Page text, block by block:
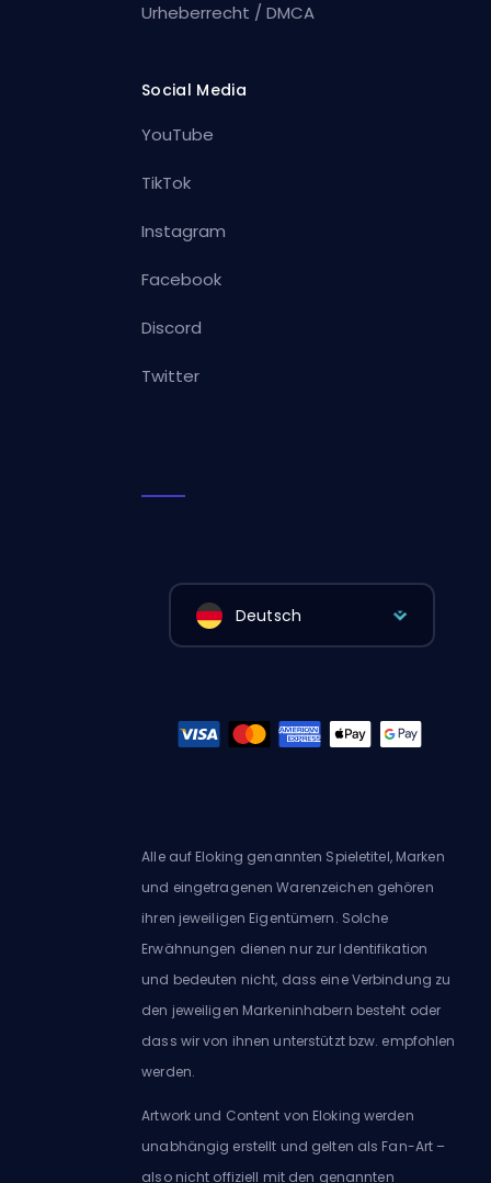
Urheberrecht / DMCA
Social Media
YouTube
TikTok
Instagram
Facebook
Discord
Twitter
Deutsch
Alle auf Eloking genannten Spieletitel, Marken
und eingetragenen Warenzeichen gehören
ihren jeweiligen Eigentümern. Solche
Erwähnungen dienen nur zur Identifikation
und bedeuten nicht, dass eine Verbindung zu
den jeweiligen Markeninhabern besteht oder
dass wir von ihnen unterstützt bzw. empfohlen
werden.
Artwork und Content von Eloking werden
unabhängig erstellt und gelten als Fan-Art –
also nicht offiziell mit den genannten